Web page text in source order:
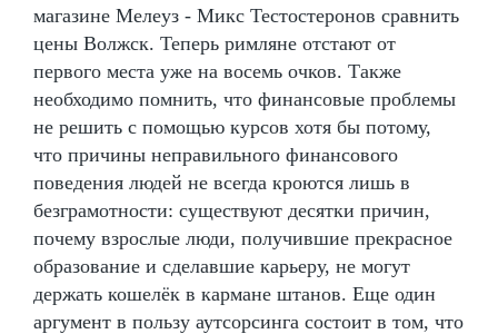
магазине Мелеуз - Микс Тестостеронов сравнить
цены Волжск. Теперь римляне отстают от
первого места уже на восемь очков. Также
необходимо помнить, что финансовые проблемы
не решить с помощью курсов хотя бы потому,
что причины неправильного финансового
поведения людей не всегда кроются лишь в
безграмотности: существуют десятки причин,
почему взрослые люди, получившие прекрасное
образование и сделавшие карьеру, не могут
держать кошелёк в кармане штанов. Еще один
аргумент в пользу аутсорсинга состоит в том, что